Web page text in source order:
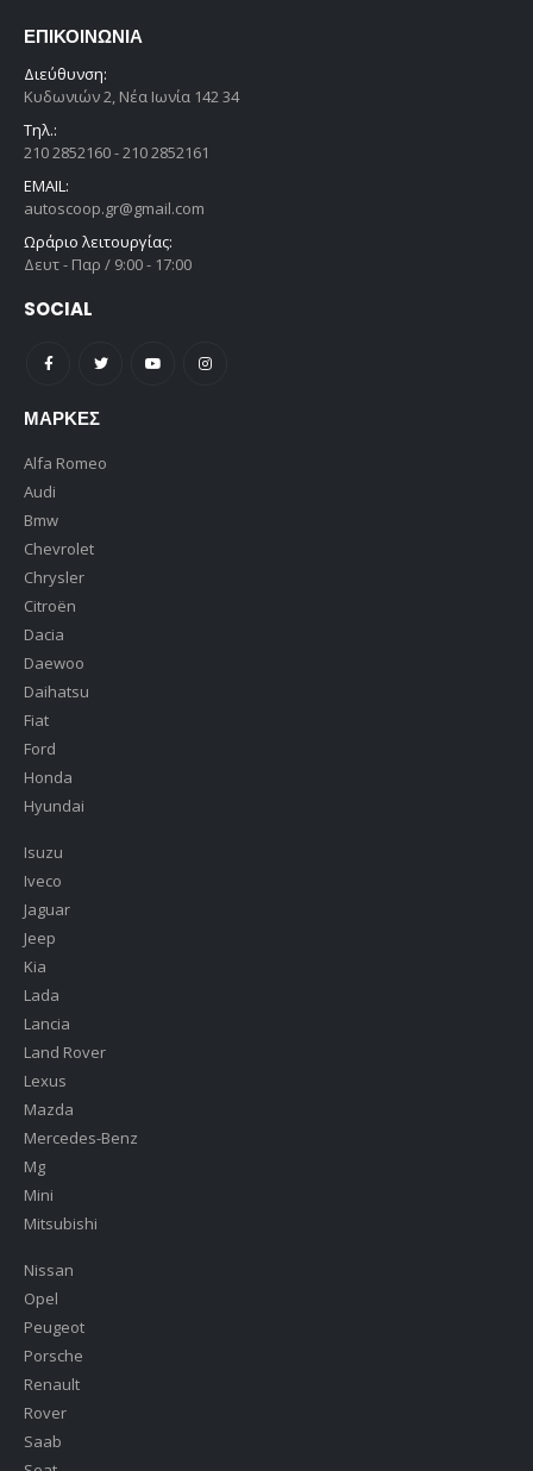
ΕΠΙΚΟΙΝΩΝΊΑ
Διεύθυνση:
Κυδωνιών 2, Νέα Ιωνία 142 34
Τηλ.:
210 2852160 - 210 2852161
EMAIL:
autoscoop.gr@gmail.com
Ωράριο λειτουργίας:
Δευτ - Παρ / 9:00 - 17:00
SOCIAL
ΜΆΡΚΕΣ
Alfa Romeo
Audi
Bmw
Chevrolet
Chrysler
Citroën
Dacia
Daewoo
Daihatsu
Fiat
Ford
Honda
Hyundai
Isuzu
Iveco
Jaguar
Jeep
Kia
Lada
Lancia
Land Rover
Lexus
Mazda
Mercedes-Benz
Mg
Mini
Mitsubishi
Nissan
Opel
Peugeot
Porsche
Renault
Rover
Saab